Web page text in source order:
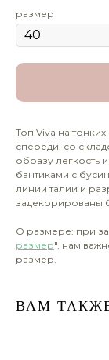
размер
Топ Viva на
спереди, со
образу легкость
бантиками с
линии талии и
задекорированы
О размере: при
размер", нам
размер.
ВАМ